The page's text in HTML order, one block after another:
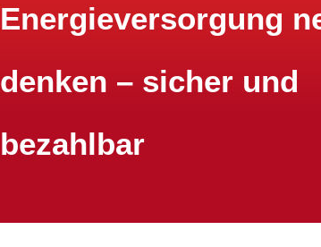
Energieversorgung
denken – sicher und
bezahlbar